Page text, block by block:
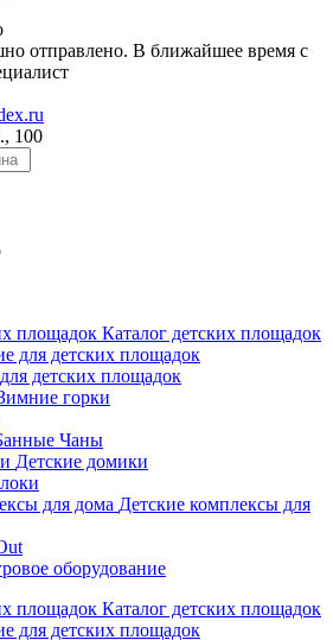
отправлено. В ближайшее время с
100
Каталог детских площадок
детских площадок
горки
Чаны
Детские домики
Детские комплексы для
оборудование
Каталог детских площадок